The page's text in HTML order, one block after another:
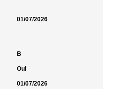
01/07/2026
B
Oui
01/07/2026